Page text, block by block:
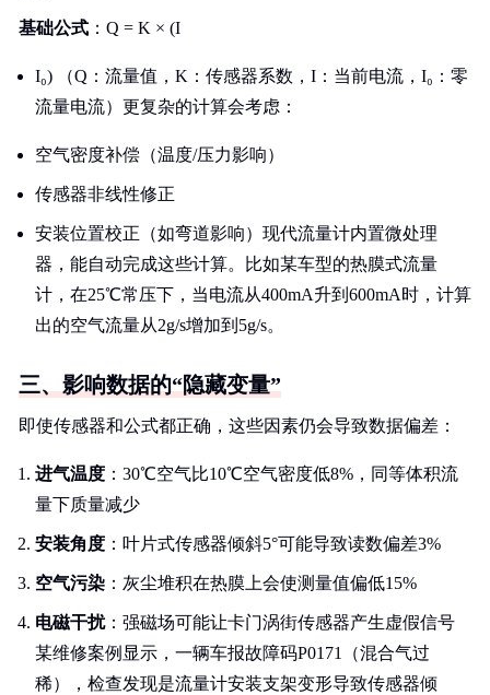
基础公式 ：Q = K × (I
I₀) （Q：流量值，K：传感器系数，I：当前电流，I₀：零
流量电流）更复杂的计算会考虑：
空气密度补偿（温度/压力影响）
传感器非线性修正
安装位置校正（如弯道影响）现代流量计内置微处理
器，能自动完成这些计算。比如某车型的热膜式流量
计，在25℃常压下，当电流从400mA升到600mA时，计算
出的空气流量从2g/s增加到5g/s。
三、影响数据的“隐藏变量”
即使传感器和公式都正确，这些因素仍会导致数据偏差：
进气温度 ：30℃空气比10℃空气密度低8%，同等体积流
量下质量减少
安装角度 ：叶片式传感器倾斜5°可能导致读数偏差3%
空气污染 ：灰尘堆积在热膜上会使测量值偏低15%
电磁干扰：强磁场可能让卡门涡街传感器产生虚假信号
某维修案例显示，一辆车报故障码P0171（混合气过
稀），检查发现是流量计安装支架变形导致传感器倾